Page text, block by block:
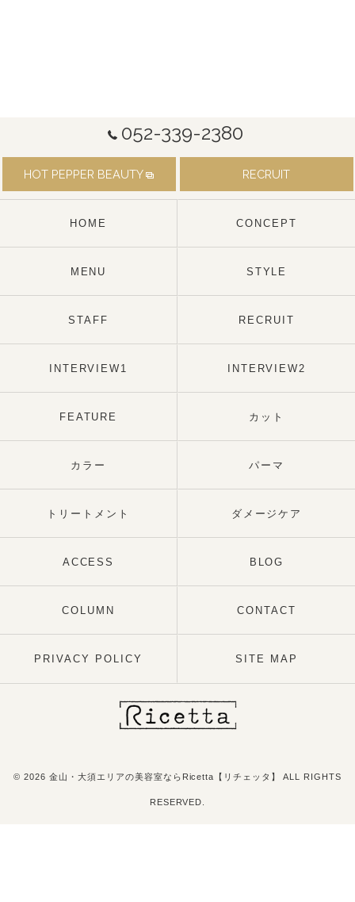
052-339-2380
HOT PEPPER BEAUTY RECRUIT
HOME CONCEPT
MENU STYLE
STAFF RECRUIT
INTERVIEW1 INTERVIEW2
FEATURE カット
カラー パーマ
トリートメント ダメージケア
ACCESS BLOG
COLUMN CONTACT
PRIVACY POLICY SITE MAP
© 2026 金山・大須エリアの美容室ならRicetta【リチェッタ】 ALL RIGHTS
RESERVED.